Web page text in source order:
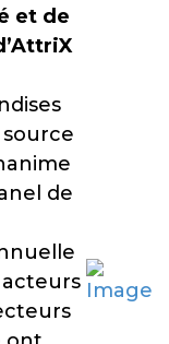
et de
de
acteurs